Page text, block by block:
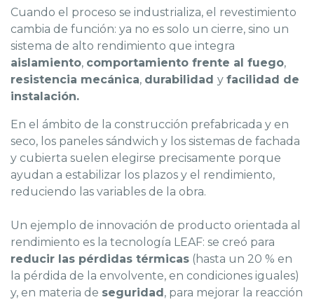
Cuando el proceso se industrializa, el revestimiento
cambia de función: ya no es solo un cierre, sino un
sistema de alto rendimiento que integra
aislamiento, comportamiento frente al fuego,
resistencia mecánica, durabilidad y facilidad de
instalación.
En el ámbito de la construcción prefabricada y en
seco, los paneles sándwich y los sistemas de fachada
y cubierta suelen elegirse precisamente porque
ayudan a estabilizar los plazos y el rendimiento,
reduciendo las variables de la obra.
Un ejemplo de innovación de producto orientada al
rendimiento es la tecnología LEAF: se creó para
reducir las pérdidas térmicas (hasta un 20 % en
la pérdida de la envolvente, en condiciones iguales)
y, en materia de seguridad, para mejorar la reacción